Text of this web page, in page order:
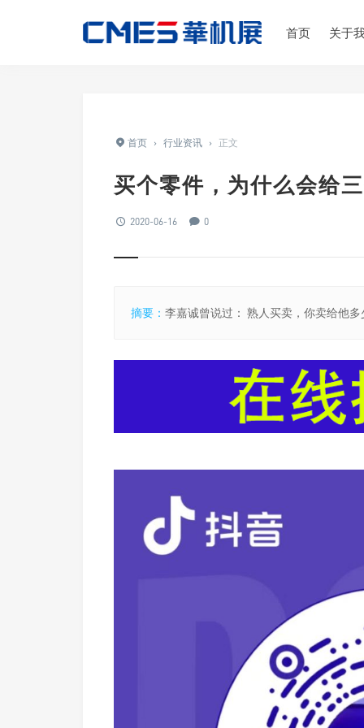
首页 关于
首页 › 行业资讯 › 正文
买个零件，为什么会给
2020-06-16 0
摘要： 李嘉诚曾说过： 熟人买卖，你卖给他